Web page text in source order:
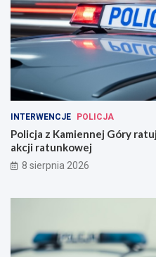
INTERWENCJE POLICJA
Policja z Kamiennej Góry
akcji ratunkowej
8 sierpnia 2026